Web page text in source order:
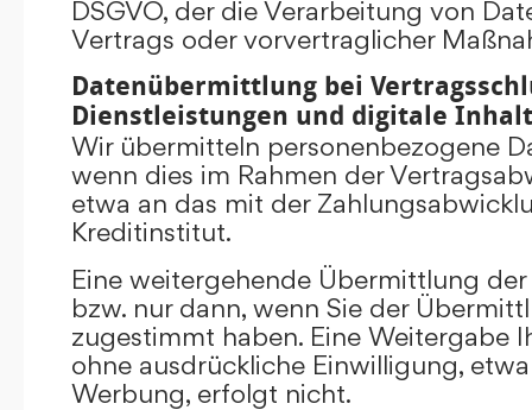
DSGVO, der die Verarbeitung von
Vertrags oder vorvertraglicher
Datenübermittlung bei
Dienstleistungen und digitale
Wir übermitteln personenbezogene
wenn dies im Rahmen der
etwa an das mit der
Kreditinstitut.
Eine weitergehende Übermittlung
bzw. nur dann, wenn Sie der
zugestimmt haben. Eine Weitergabe
ohne ausdrückliche Einwilligung,
Werbung, erfolgt nicht.